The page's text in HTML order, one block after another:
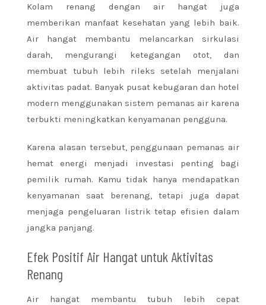
Kolam renang dengan air hangat juga
memberikan manfaat kesehatan yang lebih baik.
Air hangat membantu melancarkan sirkulasi
darah, mengurangi ketegangan otot, dan
membuat tubuh lebih rileks setelah menjalani
aktivitas padat. Banyak pusat kebugaran dan hotel
modern menggunakan sistem pemanas air karena
terbukti meningkatkan kenyamanan pengguna.
Karena alasan tersebut, penggunaan pemanas air
hemat energi menjadi investasi penting bagi
pemilik rumah. Kamu tidak hanya mendapatkan
kenyamanan saat berenang, tetapi juga dapat
menjaga pengeluaran listrik tetap efisien dalam
jangka panjang.
Efek Positif Air Hangat untuk Aktivitas
Renang
Air hangat membantu tubuh lebih cepat